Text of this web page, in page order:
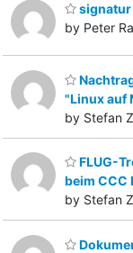
by Peter
"Linux auf
by Stefan
FLUG-
beim CCC
by Stefan